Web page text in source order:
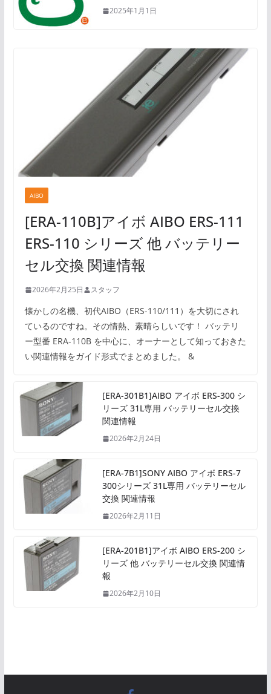
2025年1月1日
AIBO
[ERA-110B]アイボ AIBO ERS-111
ERS-110 シリーズ 他 バッテリー
セル交換 関連情報
2026年2月25日 スタッフ
懐かしの名機、初代AIBO（ERS-110/111）を大切にされ
ているのですね。その情熱、素晴らしいです！ バッテリ
ー型番 ERA-110B を中心に、オーナーとして知っておきた
い関連情報をガイド形式でまとめました。 &
[ERA-301B1]AIBO アイボ ERS-300 シ
リーズ 31L専用 バッテリーセル交換
関連情報
2026年2月24日
[ERA-7B1]SONY AIBO アイボ ERS-7
300シリーズ 31L専用 バッテリーセル
交換 関連情報
2026年2月11日
[ERA-201B1]アイボ AIBO ERS-200 シ
リーズ 他 バッテリーセル交換 関連情
報
2026年2月10日